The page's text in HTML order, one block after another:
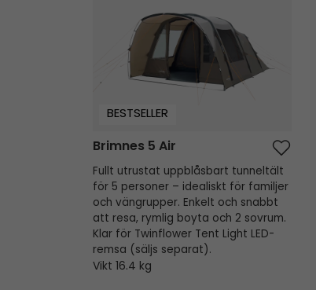
BESTSELLER
Brimnes 5 Air
Fullt utrustat uppblåsbart tunneltält
för 5 personer – idealiskt för familjer
och vängrupper. Enkelt och snabbt
att resa, rymlig boyta och 2 sovrum.
Klar för Twinflower Tent Light LED-
remsa (säljs separat).
Vikt 16.4 kg